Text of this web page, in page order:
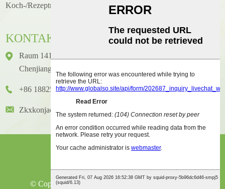
Koch-/Rezeptneuigkeiten
KONTAKT
Raum 1416, Etage 14, Junhao International Building, Nr. 2,
Chenjiang Zhongkai Avenue, Bezirk Huicheng, Stadt Huizhou
+86 18825458362
Zkxkonjac@hzzkx.com
© Copyright - 2021-2023: Alle Rechte Vorbehalten.